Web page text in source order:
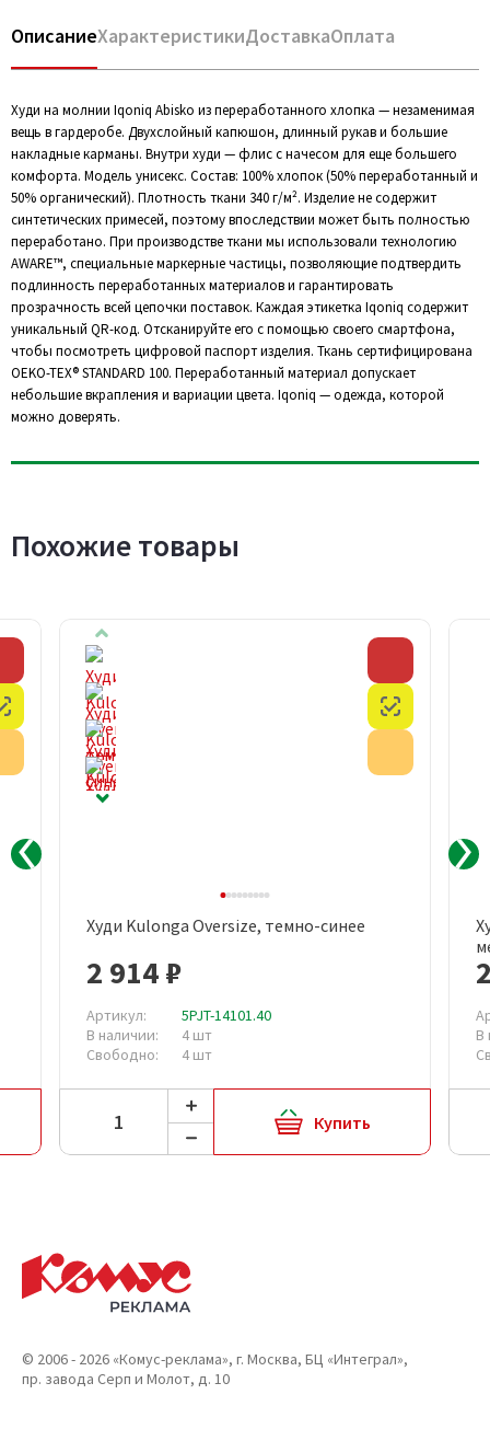
ОписаниеХарактеристикиДоставкаОплата
Худи на молнии Iqoniq Abisko из переработанного хлопка — незаменимая
вещь в гардеробе. Двухслойный капюшон, длинный рукав и большие
накладные карманы. Внутри худи — флис с начесом для еще большего
комфорта. Модель унисекс. Состав: 100% хлопок (50% переработанный и
50% органический). Плотность ткани 340 г/м². Изделие не содержит
синтетических примесей, поэтому впоследствии может быть полностью
переработано. При производстве ткани мы использовали технологию
AWARE™, специальные маркерные частицы, позволяющие подтвердить
подлинность переработанных материалов и гарантировать
прозрачность всей цепочки поставок. Каждая этикетка Iqoniq содержит
уникальный QR-код. Отсканируйте его с помощью своего смартфона,
чтобы посмотреть цифровой паспорт изделия. Ткань сертифицирована
OEKO-TEX® STANDARD 100. Переработанный материал допускает
небольшие вкрапления и вариации цвета. Iqoniq — одежда, которой
можно доверять.
Похожие товары
Честный знак
Худи Kulonga Oversize, темно-синее
2 914 ₽
Артикул:
5PJT-14101.40
В наличии:
4 шт
Свободно:
4 шт
Купить
В
© 2006 - 2026 «Комус-реклама», г. Москва, БЦ «Интеграл»,
пр. завода Серп и Молот, д. 10